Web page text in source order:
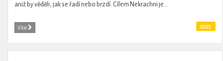
aniž by věděli, jak se řadí nebo brzdí. Cílem Nekrachni je...
Více 2025